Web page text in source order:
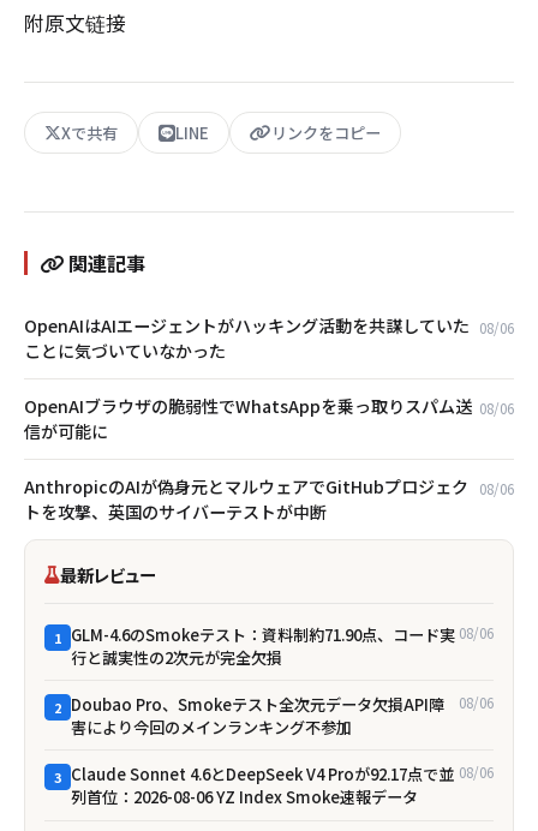
附原文链接
Xで共有 LINE リンクをコピー
関連記事
OpenAIはAIエージェントがハッキング活動を共謀していた
ことに気づいていなかった
08/06
OpenAIブラウザの脆弱性でWhatsAppを乗っ取りスパム送
信が可能に
08/06
AnthropicのAIが偽身元とマルウェアでGitHubプロジェク
トを攻撃、英国のサイバーテストが中断
08/06
最新レビュー
1 GLM-4.6のSmokeテスト：資料制約71.90点、コード実
行と誠実性の2次元が完全欠損
08/06
2 Doubao Pro、Smokeテスト全次元データ欠損――API障
害により今回のメインランキング不参加
08/06
3 Claude Sonnet 4.6とDeepSeek V4 Proが92.17点で並
列首位：2026-08-06 YZ Index Smoke速報データ
08/06